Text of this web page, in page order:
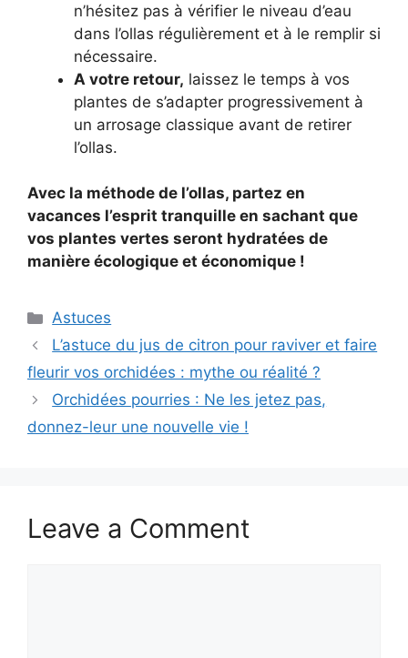
n’hésitez pas à vérifier le niveau d’eau
dans l’ollas régulièrement et à le remplir si
nécessaire.
A votre retour, laissez le temps à vos
plantes de s’adapter progressivement à
un arrosage classique avant de retirer
l’ollas.
Avec la méthode de l’ollas, partez en
vacances l’esprit tranquille en sachant que
vos plantes vertes seront hydratées de
manière écologique et économique !
Categories
Astuces
L’astuce du jus de citron pour raviver et faire
fleurir vos orchidées : mythe ou réalité ?
Orchidées pourries : Ne les jetez pas,
donnez-leur une nouvelle vie !
Leave a Comment